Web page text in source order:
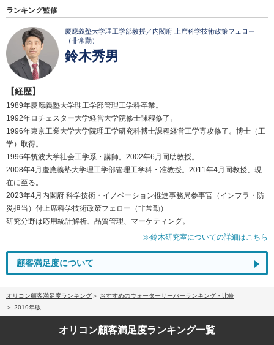
ランキング監修
慶應義塾大学理工学部教授／内閣府 上席科学技術政策フェロー
（非常勤）
鈴木秀男
【経歴】
1989年慶應義塾大学理工学部管理工学科卒業。
1992年ロチェスター大学経営大学院修士課程修了。
1996年東京工業大学大学院理工学研究科博士課程経営工学専攻修了。博士（工
学）取得。
1996年筑波大学社会工学系・講師。2002年6月同助教授。
2008年4月慶應義塾大学理工学部管理工学科・准教授。2011年4月同教授、現
在に至る。
2023年4月内閣府 科学技術・イノベーション推進事務局参事官（インフラ・防
災担当）付上席科学技術政策フェロー（非常勤）
研究分野は応用統計解析、品質管理、マーケティング。
≫鈴木研究室についての詳細はこちら
顧客満足度について
オリコン顧客満足度ランキング
おすすめのウォーターサーバーランキング・比較
2019年版
オリコン顧客満足度ランキング一覧